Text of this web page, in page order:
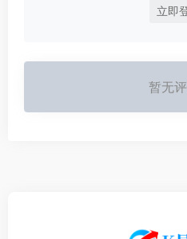
立即
暂无